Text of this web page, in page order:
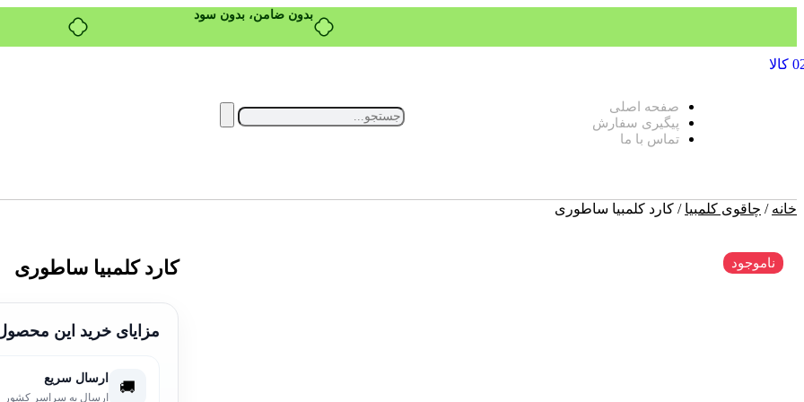
خرید قسطی با ترب‌پی
صفحه اصلی
پیگیری سفارش
تماس با ما
خانه / چاقوی کلمبیا / کارد کلمبیا ساطوری
کارد کلمبیا ساطوری ناموجود
مزایای خرید این
🚚 ارسال سریع
ارسال به سراسر کشور